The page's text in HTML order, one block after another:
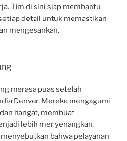
Tim di sini siap membantu
detail untuk memastikan
mengesankan.
merasa puas setelah
Denver. Mereka mengagumi
hangat, membuat
lebih menyenangkan.
bahwa pelayanan